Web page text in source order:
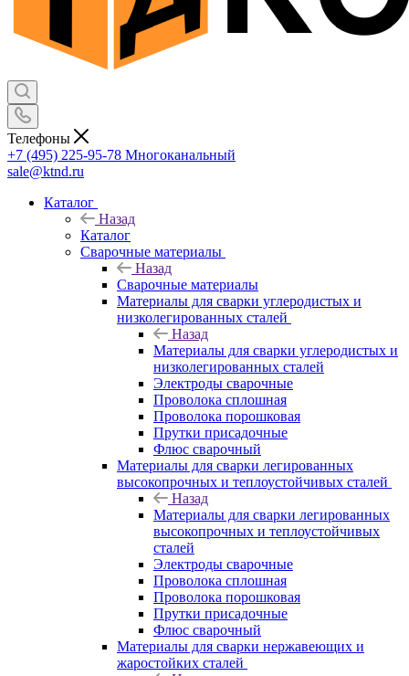
Телефоны
+7 (495) 225-95-78 Многоканальный
sale@ktnd.ru
Каталог
Назад
Каталог
Сварочные материалы
Назад
Сварочные материалы
Материалы для сварки углеродистых и
низколегированных сталей
Назад
Материалы для сварки углеродистых и
низколегированных сталей
Электроды сварочные
Проволока сплошная
Проволока порошковая
Прутки присадочные
Флюс сварочный
Материалы для сварки легированных
высокопрочных и теплоустойчивых сталей
Назад
Материалы для сварки легированных
высокопрочных и теплоустойчивых
сталей
Электроды сварочные
Проволока сплошная
Проволока порошковая
Прутки присадочные
Флюс сварочный
Материалы для сварки нержавеющих и
жаростойких сталей